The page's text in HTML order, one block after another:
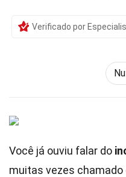
Verificado por
Você já ouviu falar do
muitas vezes chamado